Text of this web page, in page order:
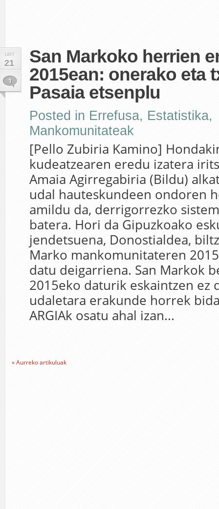
URT
21
1
San Markoko herrien
2015ean: onerako eta
Pasaia etsenplu
Posted in Errefusa, Estatistika,
Mankomunitateak
[Pello Zubiria Kamino]
kudeatzearen eredu izatera
Amaia Agirregabiria (Bildu)
udal hauteskundeen ondoren
amildu da, derrigorrezko
batera. Hori da Gipuzkoako
jendetsuena, Donostialdea,
Marko mankomunitateren
datu deigarriena. San Markok
2015eko daturik eskaintzen ez
udaletara erakunde horrek
ARGIAk osatu ahal izan...
« Aurreko artikuluak